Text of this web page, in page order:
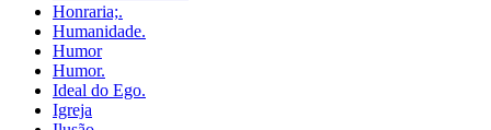
Honraria;.
Humanidade.
Humor
Humor.
Ideal do Ego.
Igreja